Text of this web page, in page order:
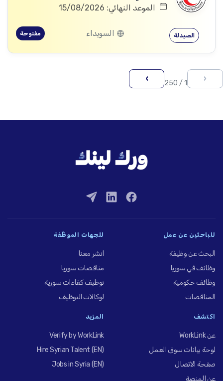
الموعد النهائي: 15/08/2026
الصيدلة السويداء مفتوحة
‹
1 / 250
›
للباحثين عن عمل
البحث عن وظيفة
وظائف في سوريا
وظائف حكومية
المناقصات
للجهات الموظِّفة
انشر معنا
مناقصات سوريا
توظيف كفاءات سورية
لوكالات التوظيف
اكتشف
عن WorkLink
لوحة بيانات سوق العمل
صفحة الاتصال
عن المنصة
المزيد
Verify by WorkLink
Hire Syrian Talent (EN)
Jobs in Syria (EN)